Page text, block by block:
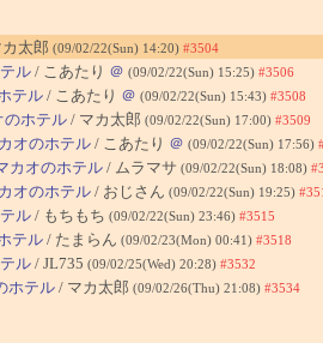
太郎 (09/02/22(Sun) 14:20) #3504
ル/ こあたり ＠ (09/02/22(Sun) 15:25) #3506
テル/ こあたり ＠ (09/02/22(Sun) 15:43) #3508
のホテル/ マカ太郎 (09/02/22(Sun) 17:00) #3509
オのホテル/ こあたり ＠ (09/02/22(Sun) 17:56)
カオのホテル/ ムラマサ (09/02/22(Sun) 18:08)
オのホテル/ おじさん (09/02/22(Sun) 19:25)
ル/ もちもち (09/02/22(Sun) 23:46) #3515
テル/ たまらん (09/02/23(Mon) 00:41) #3518
ル/ JL735 (09/02/25(Wed) 20:28) #3532
ホテル/ マカ太郎 (09/02/26(Thu) 21:08) #3534